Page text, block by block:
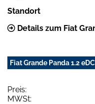
Standort
Details zum Fiat
Fiat Grande Panda 1.2
Preis:
MWSt: